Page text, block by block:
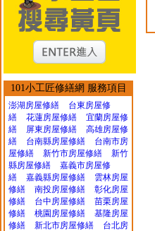
101小工匠修繕網 服務項目
澎湖房屋修繕
台東房屋修
繕
花蓮房屋修繕
宜蘭房屋修
繕
屏東房屋修繕
高雄房屋修
繕
台南縣房屋修繕
台南市房
屋修繕
新竹市房屋修繕
新竹
縣房屋修繕
嘉義市房屋修
繕
嘉義縣房屋修繕
雲林房屋
修繕
南投房屋修繕
彰化房屋
修繕
台中房屋修繕
苗栗房屋
修繕
桃園房屋修繕
基隆房屋
修繕
新北市房屋修繕
台北房